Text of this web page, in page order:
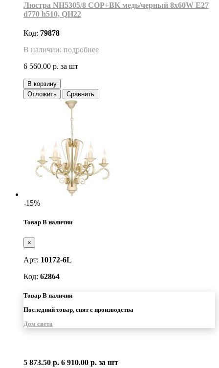
Люстра NH5305/8 COP+BK медь/черный 8х60W E27
d770 h510, QH22
Код: 79878
В наличии: подробнее
6 560.00 р. за шт
В корзину
Отложить
Сравнить
-15%
Товар В наличии
×
Арт: 10172-6L
Код: 62864
Товар В наличии
Последний товар, снят с производства
Дом света
5 873.50 р. 6 910.00 р. за шт